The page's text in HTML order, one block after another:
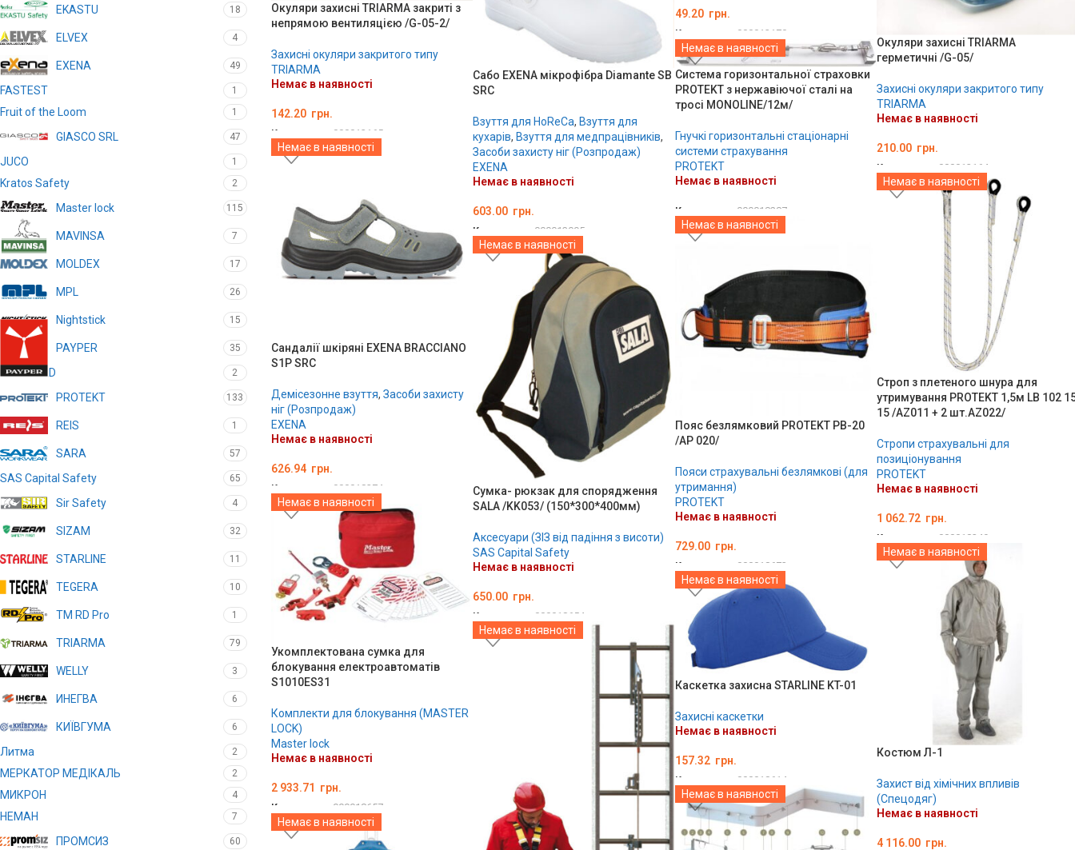
EKASTU 18
ELVEX 4
EXENA 49
FASTEST 1
Fruit of the Loom 1
GIASCO SRL 47
JUCO 1
Kratos Safety 2
Master lock 115
MAVINSA 7
MOLDEX 17
MPL 26
Nightstick 15
PAYPER 35
POLYGARD 2
PROTEKT 133
RЕIS 1
SARA 57
SAS Capital Safety 65
Sir Safety 4
SIZAM 32
STARLINE 11
TEGERA 10
TM RD Pro 1
TRIARMA 79
WELLY 3
ИНЕГВА 6
КИЇВГУМА 6
Литма 2
МЕРКАТОР МЕДІКАЛЬ 2
МИКРОН 4
НЕМАН 7
ПРОМСИЗ 60
49.20 грн.
Код товару: 000013170
ДЕТАЛЬНО
Окуляри захисні TRIARMA закриті з
непрямою вентиляцією /G-05-2/
Захисні окуляри закритого типу
TRIARMA
Немає в наявності
142.20 грн.
Код товару: 000013165
ДЕТАЛЬНО
Окуляри захисні TRIARMA
герметичні /G-05/
Захисні окуляри закритого типу
TRIARMA
Немає в наявності
210.00 грн.
Код товару: 000013164
ДЕТАЛЬНО
Сабо EXENA мікрофібра Diamante SB
SRC
Взуття для HoReCa, Взуття для
кухарів, Взуття для медпрацівників,
Засоби захисту ніг (Розпродаж)
EXENA
Немає в наявності
603.00 грн.
Код товару: 000013095
ОБЕРІТЬ ОПЦІЇ
Немає в наявності
Система горизонтальної страховки
PROTEKT з нержавіючої сталі на
тросі MONOLINE/12м/
Гнучкі горизонтальні стаціонарні
системи страхування
PROTEKT
Немає в наявності
Код товару: 000018287
ДЕТАЛЬНО
Немає в наявності
Сандалії шкіряні EXENA BRACCIANO
S1P SRC
Демісезонне взуття, Засоби захисту
ніг (Розпродаж)
EXENA
Немає в наявності
626.94 грн.
Код товару: 000018274
ОБЕРІТЬ ОПЦІЇ
Немає в наявності
Строп з плетеного шнура для
утримування PROTEKT 1,5м LB 102
15 /AZ011 + 2 шт.AZ022/
Стропи страхувальні для
позиціонування
PROTEKT
Немає в наявності
1 062.72 грн.
Код товару: 000018249
ДЕТАЛЬНО
Немає в наявності
Пояс безлямковий PROTEKT PB-20
/AP 020/
Пояси страхувальні безлямкові (для
утримання)
PROTEKT
Немає в наявності
729.00 грн.
Код товару: 000018673
ДЕТАЛЬНО
Немає в наявності
Сумка- рюкзак для спорядження
SALA /KK053/ (150*300*400мм)
Аксесуари (ЗІЗ від падіння з висоти)
SAS Capital Safety
Немає в наявності
650.00 грн.
Код товару: 000018654
ДЕТАЛЬНО
Немає в наявності
Укомплектована сумка для
блокування електроавтоматів
S1010ES31
Комплекти для блокування (MASTER
LOCK)
Master lock
Немає в наявності
2 933.71 грн.
Код товару: 000018657
ДЕТАЛЬНО
Немає в наявності
Костюм Л-1
Захист від хімічних впливів
(Спецодяг)
Немає в наявності
4 116.00 грн.
Немає в наявності
Каскетка захисна STARLINE KT-01
Захисні каскетки
Немає в наявності
157.32 грн.
Код товару: 000018614
ОБЕРІТЬ ОПЦІЇ
Немає в наявності
Немає в наявності
Немає в наявності